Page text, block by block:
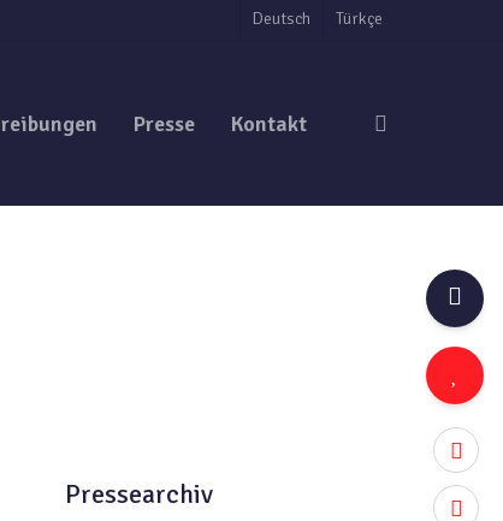
twitter
Deutsch Türkçe
Presse Kontakt
Pressearchiv